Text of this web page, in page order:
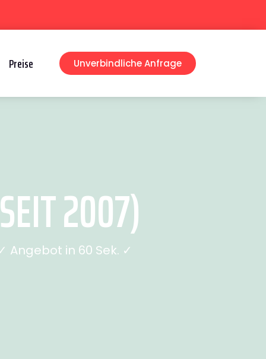
Preise Unverbindliche Anfrage
2007)
Angebot in 60 Sek. ✓